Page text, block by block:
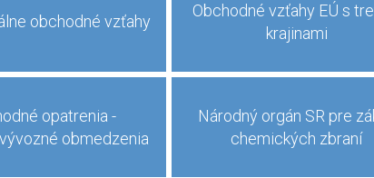
obchodné vzťahy
Obchodné vzťahy EÚ s
krajinami
opatrenia -
obmedzenia
Národný orgán SR pre
chemických zbraní